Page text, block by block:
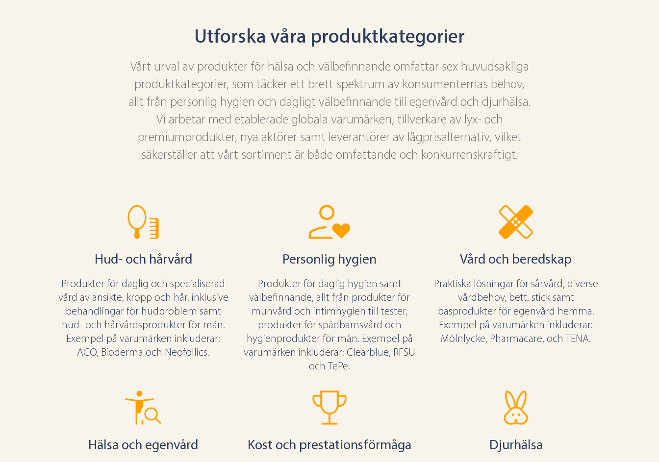
Utforska våra produktkategorier
Vårt urval av produkter för hälsa och välbefinnande omfattar sex huvudsakliga
produktkategorier, som täcker ett brett spektrum av konsumenternas behov,
allt från personlig hygien och dagligt välbefinnande till egenvård och djurhälsa.
Vi arbetar med etablerade globala varumärken, tillverkare av lyx- och
premiumprodukter, nya aktörer samt leverantörer av lågprisalternativ, vilket
säkerställer att vårt sortiment är både omfattande och konkurrenskraftigt.
Hud- och hårvård
Produkter för daglig och specialiserad
vård av ansikte, kropp och hår, inklusive
behandlingar för hudproblem samt
hud- och hårvårdsprodukter för män.
Exempel på varumärken inkluderar:
ACO, Bioderma och Neofollics.
Personlig hygien
Produkter för daglig hygien samt
välbefinnande, allt från produkter för
munvård och intimhygien till tester,
produkter för spädbarnsvård och
hygienprodukter för män. Exempel på
varumärken inkluderar: Clearblue, RFSU
och TePe.
Vård och beredskap
Praktiska lösningar för sårvård, diverse
vårdbehov, bett, stick samt
basprodukter för egenvård hemma.
Exempel på varumärken inkluderar:
Mölnlycke, Pharmacare, och TENA.
Hälsa och egenvård Kost och prestationsförmåga Djurhälsa